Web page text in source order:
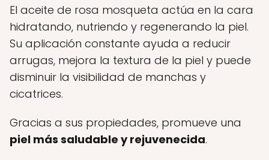
El aceite de rosa mosqueta actúa en la cara
hidratando, nutriendo y regenerando la piel.
Su aplicación constante ayuda a reducir
arrugas, mejora la textura de la piel y puede
disminuir la visibilidad de manchas y
cicatrices.
Gracias a sus propiedades, promueve una
piel más saludable y rejuvenecida.